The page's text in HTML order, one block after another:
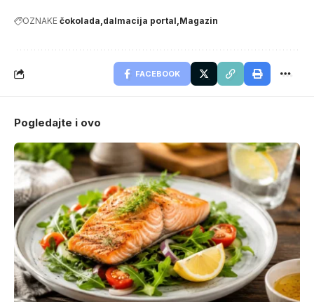
OZNAKE čokolada dalmacija portal Magazin
FACEBOOK
Pogledajte i ovo